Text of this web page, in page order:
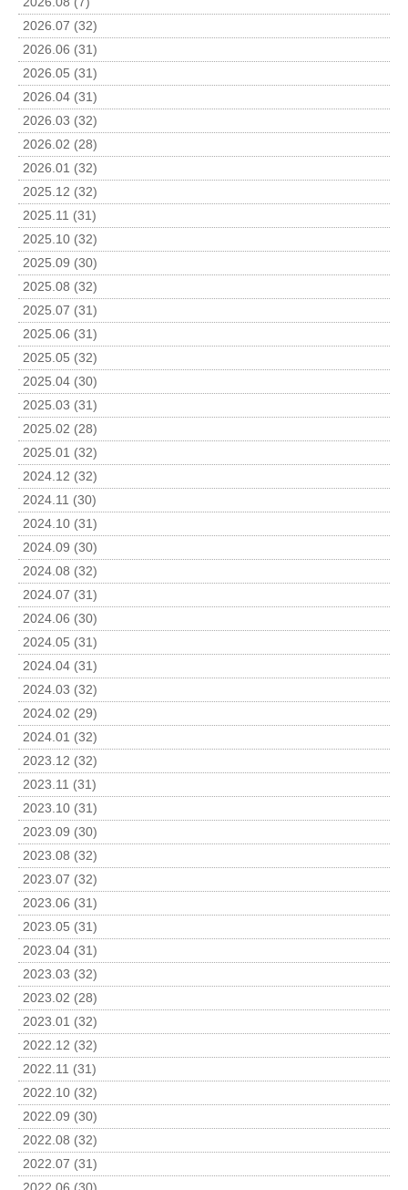
2026.07 (32)
2026.06 (31)
2026.05 (31)
2026.04 (31)
2026.03 (32)
2026.02 (28)
2026.01 (32)
2025.12 (32)
2025.11 (31)
2025.10 (32)
2025.09 (30)
2025.08 (32)
2025.07 (31)
2025.06 (31)
2025.05 (32)
2025.04 (30)
2025.03 (31)
2025.02 (28)
2025.01 (32)
2024.12 (32)
2024.11 (30)
2024.10 (31)
2024.09 (30)
2024.08 (32)
2024.07 (31)
2024.06 (30)
2024.05 (31)
2024.04 (31)
2024.03 (32)
2024.02 (29)
2024.01 (32)
2023.12 (32)
2023.11 (31)
2023.10 (31)
2023.09 (30)
2023.08 (32)
2023.07 (32)
2023.06 (31)
2023.05 (31)
2023.04 (31)
2023.03 (32)
2023.02 (28)
2023.01 (32)
2022.12 (32)
2022.11 (31)
2022.10 (32)
2022.09 (30)
2022.08 (32)
2022.07 (31)